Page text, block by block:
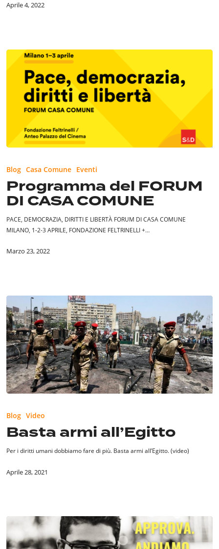
Casa
Aprile 4, 2022
FORUM
DI
CASA
COMUNE
Blog Casa Comune Eventi
Programma del FORUM
DI CASA COMUNE
PACE, DEMOCRAZIA, DIRITTI E LIBERTÀ FORUM DI CASA COMUNE
MILANO, 1-2-3 APRILE, FONDAZIONE FELTRINELLI +…
Marzo 23, 2022
all’Egitto
Blog Video
Basta armi all’Egitto
Per i diritti umani dobbiamo fare di più. Basta armi all’Egitto. (video)
Aprile 28, 2021